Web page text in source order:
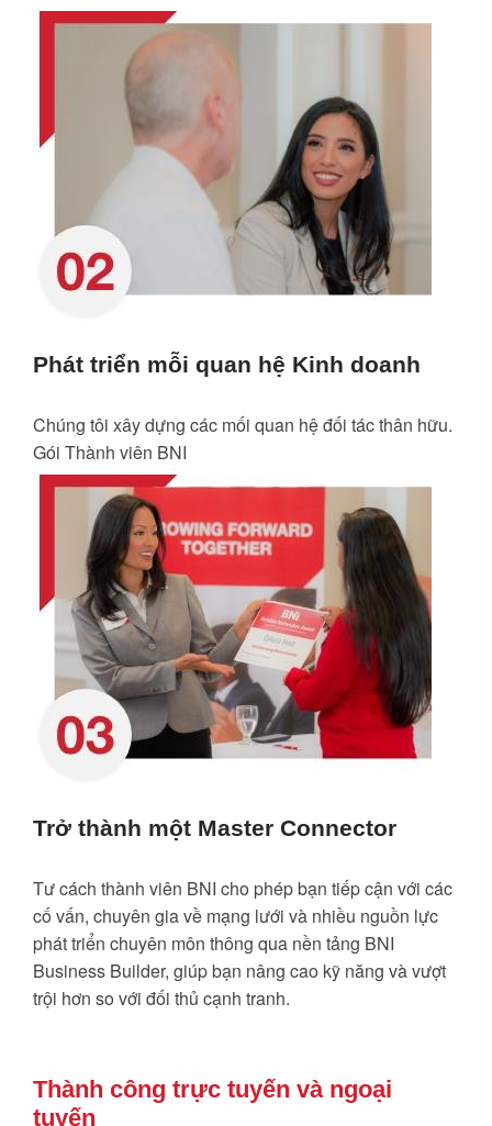
Phát triển mỗi quan hệ Kinh doanh
Chúng tôi xây dựng các mối quan hệ đối tác thân hữu.
Gói Thành viên BNI
Trở thành một Master Connector
Tư cách thành viên BNI cho phép bạn tiếp cận với các
cố vấn, chuyên gia về mạng lưới và nhiều nguồn lực
phát triển chuyên môn thông qua nền tảng BNI
Business Builder, giúp bạn nâng cao kỹ năng và vượt
trội hơn so với đối thủ cạnh tranh.
Thành công trực tuyến và ngoại
tuyến